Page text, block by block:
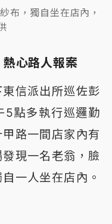
布，獨自坐在店內，
心路人報案
信派出所巡佐彭
5點多執行巡邏勤
路一間店家內有
現一名老翁，臉
一人坐在店內。